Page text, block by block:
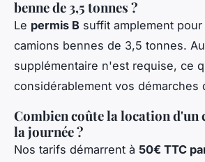
benne de 3,5 tonnes ?
Le permis B suffit amplement
camions bennes de 3,5 tonnes.
supplémentaire n'est requise, ce
considérablement vos démarches
Combien coûte la location d'un
la journée ?
Nos tarifs démarrent à 50€ TTC